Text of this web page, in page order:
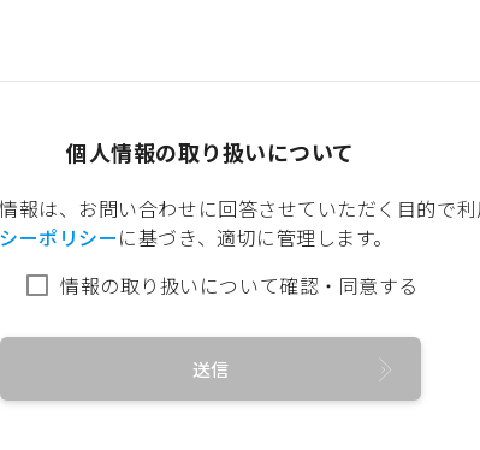
個人情報の取り扱いについて
は、お問い合わせに回答させていただく目的で利
ーポリシーに基づき、適切に管理します。
情報の取り扱いについて確認・同意する
送信